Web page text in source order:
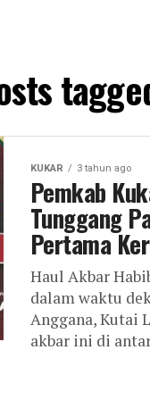
KUKAR 3 tahun ago
Pemkab
Tunggang
Pertama
Haul Akbar
dalam waktu
Anggana, Kutai
akbar ini di